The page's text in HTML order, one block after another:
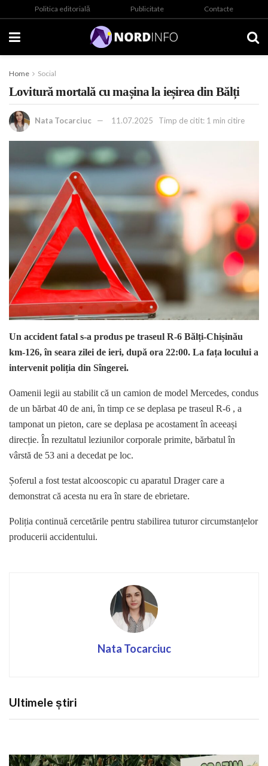
Politica editorială Publicitate Contacte
Home Social
Lovitură mortală cu mașina la ieșirea din Bălți
Nata Tocarciuc 11.07.2025 Timp de citit: 1 min citire
Un accident fatal s-a produs pe traseul R-6 Bălți-Chișinău
km-126, în seara zilei de ieri, după ora 22:00. La fața locului a
intervenit poliția din Sîngerei.
Oamenii legii au stabilit că un camion de model Mercedes, condus
de un bărbat 40 de ani, în timp ce se deplasa pe traseul R-6 , a
tamponat un pieton, care se deplasa pe acostament în aceeași
direcție. În rezultatul leziunilor corporale primite, bărbatul în
vârstă de 53 ani a decedat pe loc.
Șoferul a fost testat alcooscopic cu aparatul Drager care a
demonstrat că acesta nu era în stare de ebrietare.
Poliția continuă cercetările pentru stabilirea tuturor circumstanțelor
producerii accidentului.
Nata Tocarciuc
Ultimele știri